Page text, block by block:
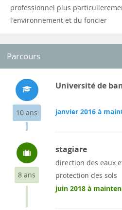
professionnel plus
l'environnement et du foncier
Parcours
10 ans
Université de
janvier 2016 à
8 ans
stagiare
direction des eaux
protection des sols
juin 2018 à